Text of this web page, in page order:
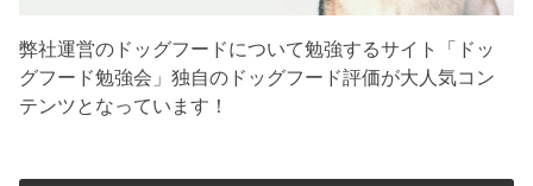
弊社運営のドッグフードについて勉強するサイト「ドッ
グフード勉強会」独自のドッグフード評価が大人気コン
テンツとなっています！